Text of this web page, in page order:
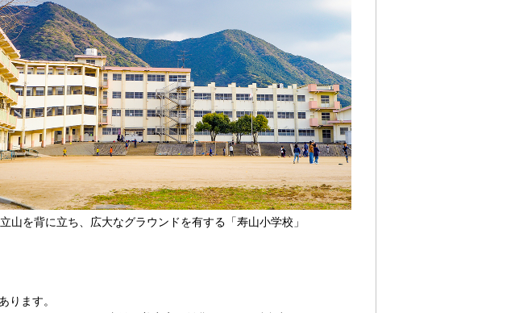
山を背に立ち、広大なグラウンドを有する「寿山小学校」
ります。